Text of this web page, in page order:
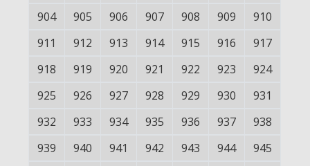
904
905 906 907 908 909
910
911
912 913 914 915 916
917
918
919 920 921 922 923
924
925
926 927 928 929 930
931
932
933 934 935 936 937
938
939
940 941 942 943 944
945